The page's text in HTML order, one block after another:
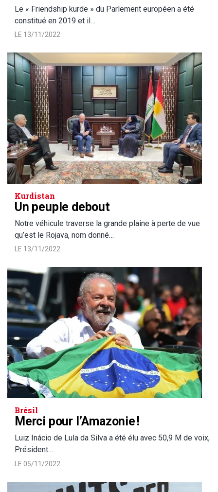
Le « Friendship kurde » du Parlement européen a été
constitué en 2019 et il…
LE 13/11/2022
Kurdistan
Un peuple debout
Notre véhicule traverse la grande plaine à perte de vue
qu’est le Rojava, nom donné…
LE 13/11/2022
Brésil
Merci pour l’Amazonie !
Luiz Inácio de Lula da Silva a été élu avec 50,9 M de voix,
Président…
LE 05/11/2022